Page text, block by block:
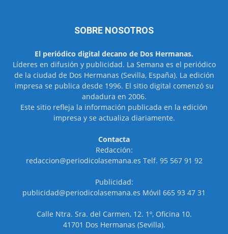
SOBRE NOSOTROS
El periódico digital decano de Dos Hermanas.
Líderes en difusión y publicidad. La Semana es el periódico
de la ciudad de Dos Hermanas (Sevilla, España). La edición
impresa se publica desde 1996. El sitio digital comenzó su
andadura en 2006.
Este sitio refleja la información publicada en la edición
impresa y se actualiza diariamente.
Contacta
Redacción:
redaccion@periodicolasemana.es Telf. 95 567 91 92
Publicidad:
publicidad@periodicolasemana.es Móvil 665 93 47 31
Calle Ntra. Sra. del Carmen, 12. 1º, Oficina 10.
41701 Dos Hermanas (Sevilla).